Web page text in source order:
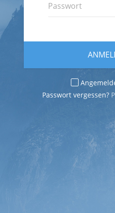
Passwort vergessen?